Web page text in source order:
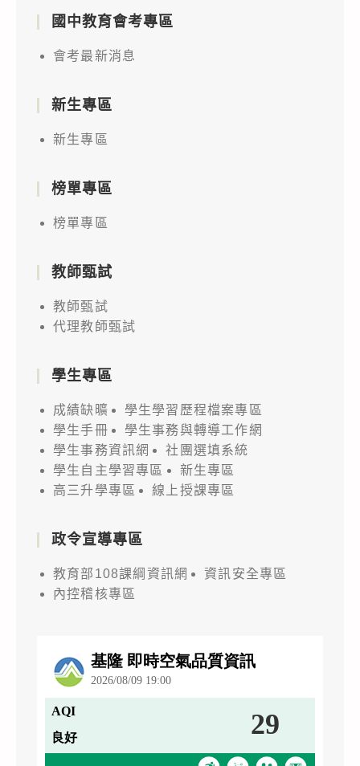
國中教育會考專區
會考最新消息
新生專區
新生專區
榜單專區
榜單專區
教師甄試
教師甄試
代理教師甄試
學生專區
成績缺曠
學生學習歷程檔案專區
學生手冊
學生事務與轉導工作網
學生事務資訊網
社團選填系統
學生自主學習專區
新生專區
高三升學專區
線上授課專區
政令宣導專區
教育部108課綱資訊網
資訊安全專區
內控稽核專區